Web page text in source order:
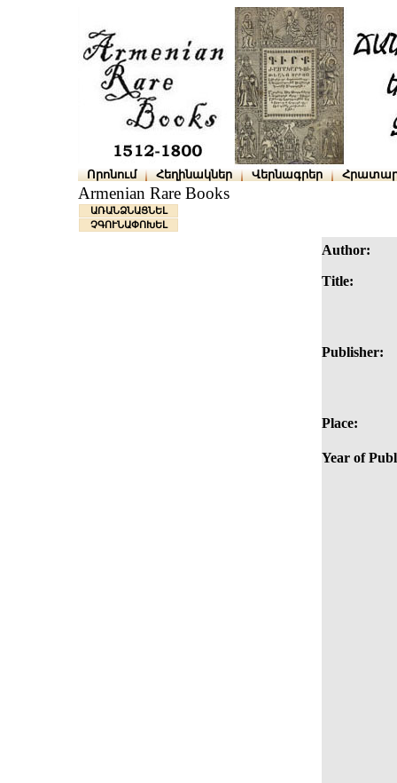
Որոնում Հեղինակներ Վերնագրեր
Armenian Rare Books
ԱՌԱՆՁՆԱՑՆԵԼ
ՉԳՈՒՆԱՓՈԽԵԼ
Author:
Title:
Publisher:
Place:
Year of